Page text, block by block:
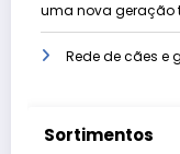
uma nova geração
Rede de cães e
Sortimentos